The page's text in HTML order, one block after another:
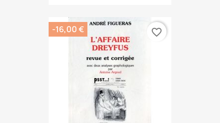
-16,00 € favorite_border